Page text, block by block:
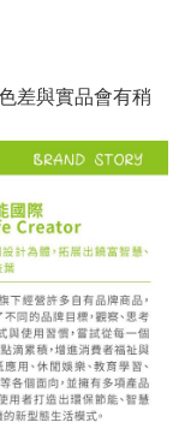
差與實品會有稍